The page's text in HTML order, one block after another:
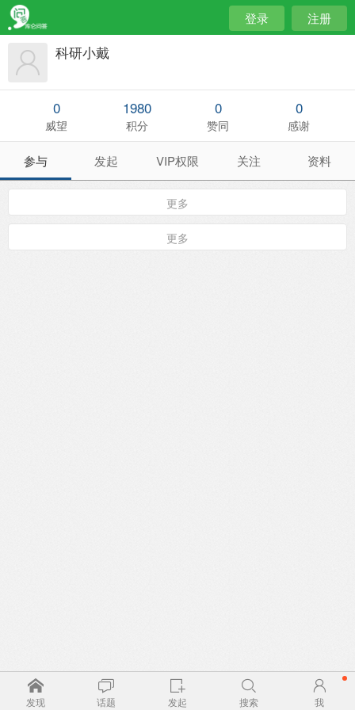
登录 注册
科研小戴
0
威望
1980
积分
0
赞同
0
感谢
参与 发起 VIP权限 关注 资料
更多
更多
发现 话题 发起 搜索 我